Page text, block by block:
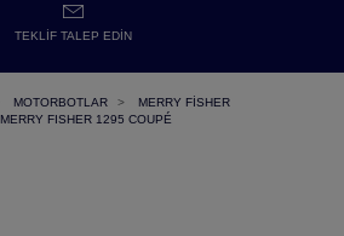
TEKLIF TALEP EDIN
MOTORBOTLAR
MERRY FISHER
MERRY FISHER 1295 COUPÉ